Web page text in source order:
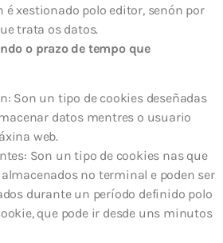
é xestionado polo editor, senón por
trata os datos.
o prazo de tempo que
Son un tipo de cookies deseñadas
datos mentres o usuario
web.
Son un tipo de cookies nas que
no terminal e poden ser
durante un período definido polo
que pode ir desde uns minutos